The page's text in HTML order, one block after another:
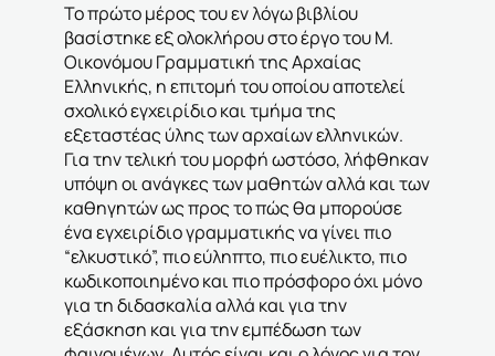
Το πρώτο μέρος του εν λόγω βιβλίου
βασίστηκε εξ ολοκλήρου στο έργο του Μ.
Οικονόμου Γραμματική της Αρχαίας
Ελληνικής, η επιτομή του οποίου αποτελεί
σχολικό εγχειρίδιο και τμήμα της
εξεταστέας ύλης των αρχαίων ελληνικών.
Για την τελική του μορφή ωστόσο, λήφθηκαν
υπόψη οι ανάγκες των μαθητών αλλά και των
καθηγητών ως προς το πώς θα μπορούσε
ένα εγχειρίδιο γραμματικής να γίνει πιο
“ελκυστικό”, πιο εύληπτο, πιο ευέλικτο, πιο
κωδικοποιημένο και πιο πρόσφορο όχι μόνο
για τη διδασκαλία αλλά και για την
εξάσκηση και για την εμπέδωση των